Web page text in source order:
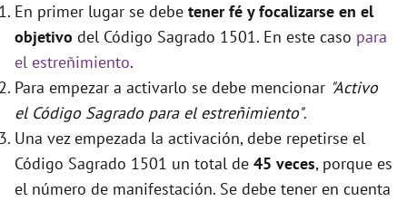
En primer lugar se debe tener fé y focalizarse en el
objetivo del Código Sagrado 1501. En este caso para
el estreñimiento.
Para empezar a activarlo se debe mencionar "Activo
el Código Sagrado para el estreñimiento".
Una vez empezada la activación, debe repetirse el
Código Sagrado 1501 un total de 45 veces, porque es
el número de manifestación. Se debe tener en cuenta